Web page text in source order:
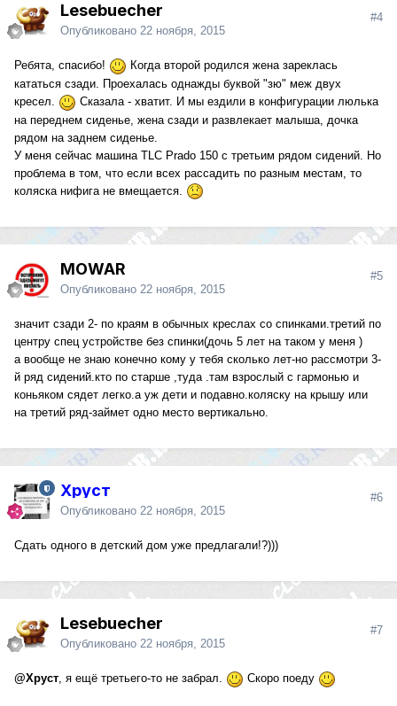
Lesebuecher
Опубликовано 22 ноября, 2015
#4
Ребята, спасибо!
Когда второй родился жена зареклась
кататься сзади. Проехалась однажды буквой "зю" меж двух
кресел.
Сказала - хватит. И мы ездили в конфигурации люлька
на переднем сиденье, жена сзади и развлекает малыша, дочка
рядом на заднем сиденье.
У меня сейчас машина TLC Prado 150 с третьим рядом сидений. Но
проблема в том, что если всех рассадить по разным местам, то
коляска нифига не вмещается.
MOWAR
Опубликовано 22 ноября, 2015
#5
значит сзади 2- по краям в обычных креслах со спинками.третий по
центру спец устройстве без спинки(дочь 5 лет на таком у меня )
а вообще не знаю конечно кому у тебя сколько лет-но рассмотри 3-
й ряд сидений.кто по старше ,туда .там взрослый с гармонью и
коньяком сядет легко.а уж дети и подавно.коляску на крышу или
на третий ряд-займет одно место вертикально.
Хруст
Опубликовано 22 ноября, 2015
#6
Сдать одного в детский дом уже предлагали!?)))
Lesebuecher
Опубликовано 22 ноября, 2015
#7
@Хруст, я ещё третьего-то не забрал. Скоро поеду